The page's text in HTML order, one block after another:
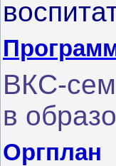
ВКС-
в
Оргплан